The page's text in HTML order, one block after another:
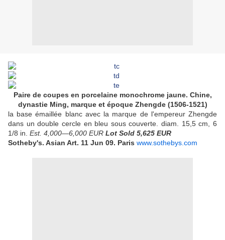
Paire de coupes en porcelaine monochrome jaune. Chine,
dynastie Ming, marque et époque Zhengde (1506-1521)
la base émaillée blanc avec la marque de l'empereur Zhengde
dans un double cercle en bleu sous couverte. diam. 15,5 cm, 6
1/8 in. Est. 4,000—6,000 EUR Lot Sold 5,625 EUR
Sotheby's. Asian Art. 11 Jun 09. Paris www.sothebys.com